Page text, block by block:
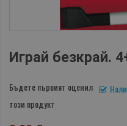
Играй безкрай.
Бъдете първият оценил
този продукт